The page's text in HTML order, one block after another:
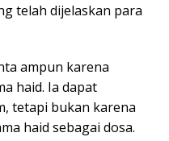
telah dijelaskan para
ampun karena
haid. Ia dapat
tetapi bukan karena
haid sebagai dosa.